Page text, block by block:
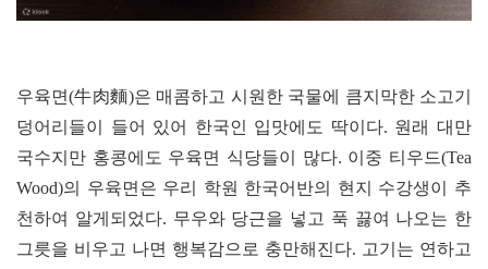
우육면(牛肉麵)은 매콤하고 시원한 국물에 큼지막한 소고기
덩어리들이 들어 있어 한국인 입맛에도 딱이다. 원래 대만
국수지만 홍콩에도 우육면 식당들이 많다. 이중 티우드(Tea
Wood)의 우육면은 우리 학원 한국어반의 현지 수강생이 추
천하여 알게되었다. 무우와 당근을 넣고 푹 끓여 나오는 한
그릇을 비우고 나면 행복감으로 충만해진다. 고기는 연하고